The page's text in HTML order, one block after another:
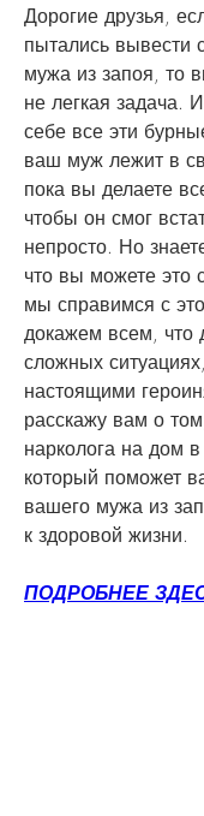
Дорогие друзья,
пытались вывести
мужа из запоя, то
не легкая задача.
себе все эти
ваш муж лежит в
пока вы делаете
чтобы он смог
непросто. Но
что вы можете это
мы справимся с
докажем всем,
сложных
настоящими
расскажу вам о
нарколога на дом
который поможет
вашего мужа из
к здоровой жизни.
ПОДРОБНЕЕ